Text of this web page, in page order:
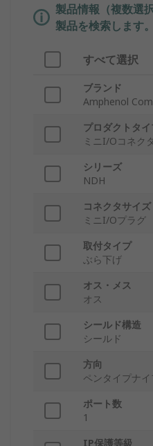
製品情報（複数選
製品を検索します。
すべて選択
ブランド
Amphenol
プロダクトタ
ミニI/Oコネクタ
シリーズ
NDH
コネクタサイズ
ミニI/Oプラグ
取付タイプ
ぶら下げ
オス・メス
オス
シールド構造
シールド
方向
ペンタイプナイ
ポート数
1
IP保護等級